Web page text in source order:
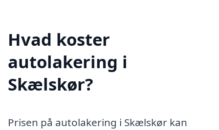
Hvad koster
autolakering i
Skælskør?
Prisen på autolakering i Skælskør kan